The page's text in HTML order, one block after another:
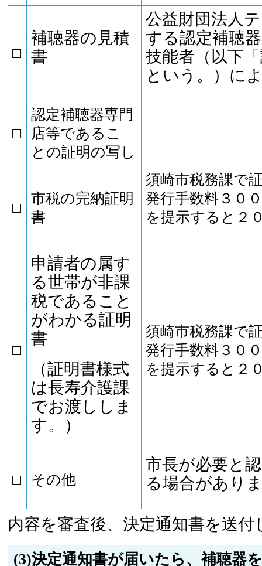
□
補聴器の見積
書
公益財団法人
する認定補聴
技能者（以下
という。）に
□
認定補聴器専門
店等であるこ
との証明の写し
□
市税の完納証明
書
須崎市税務課で
発行手数料３０
を提示すると２
□
申請者の属す
る世帯が非課
税であること
がわかる証明
書
（証明書様式
は長寿介護課
でお渡ししま
す。）
須崎市税務課で
発行手数料３０
を提示すると２
□ その他
市長が必要と
る場合があり
内容を審査後、決定通知書を送付
(3)決定通知書が届いたら、補聴器